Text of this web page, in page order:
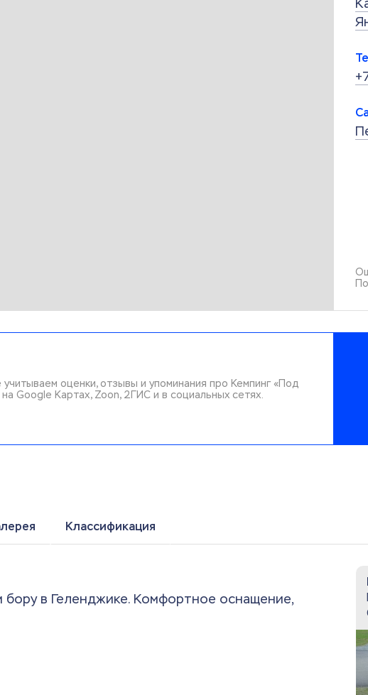
оценки, отзывы и упоминания про Кемпинг «Под
на Google Картах, Zoon, 2ГИС и в социальных сетях.
Классификация
бору в Геленджике. Комфортное оснащение,